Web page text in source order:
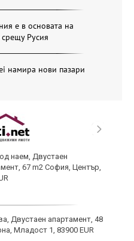
е в основата на
Русия
намира нови пазари
наем, Двустаен
67 m2 София, Център,
Двустаен апартамент, 48
Младост 1, 83900 EUR